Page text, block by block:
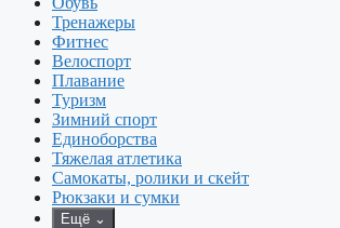
Тренажеры
Фитнес
Велоспорт
Плавание
Туризм
Зимний спорт
Единоборства
Тяжелая атлетика
Самокаты, ролики и скейт
Рюкзаки и сумки
Ещё ⌄